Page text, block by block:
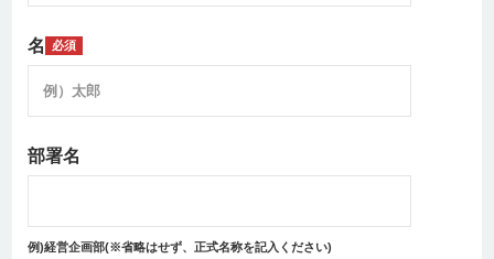
名 必須
部署名
例)経営企画部(※省略はせず、正式名称を記入ください)